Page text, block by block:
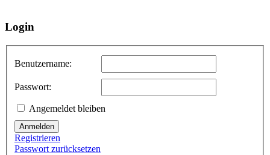
Login
Benutzername:
Passwort:
Angemeldet bleiben
Anmelden
Registrieren
Passwort zurücksetzen